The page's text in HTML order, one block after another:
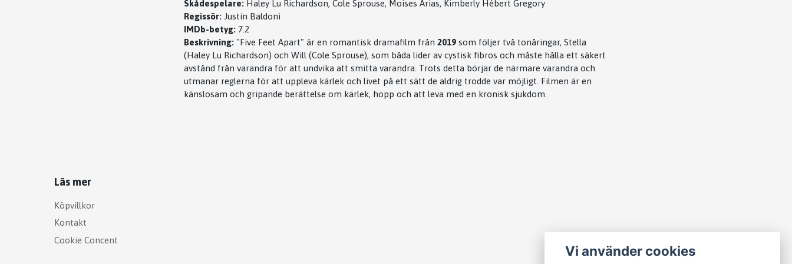
Skådespelare: Haley Lu Richardson, Cole Sprouse, Moises Arias, Kimberly Hébert Gregory
Regissör: Justin Baldoni
IMDb-betyg: 7.2
Beskrivning: "Five Feet Apart" är en romantisk dramafilm från 2019 som följer två tonåringar, Stella
(Haley Lu Richardson) och Will (Cole Sprouse), som båda lider av cystisk fibros och måste hålla ett säkert
avstånd från varandra för att undvika att smitta varandra. Trots detta börjar de närmare varandra och
utmanar reglerna för att uppleva kärlek och livet på ett sätt de aldrig trodde var möjligt. Filmen är en
känslosam och gripande berättelse om kärlek, hopp och att leva med en kronisk sjukdom.
Läs mer
Köpvillkor
Kontakt
Cookie Concent
Vi använder cookies